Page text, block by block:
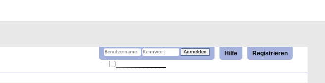
Registrieren
Hilfe